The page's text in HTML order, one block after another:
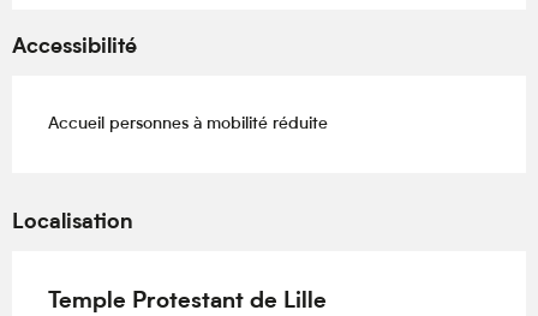
Accessibilité
Accueil personnes à mobilité réduite
Localisation
Temple Protestant de Lille